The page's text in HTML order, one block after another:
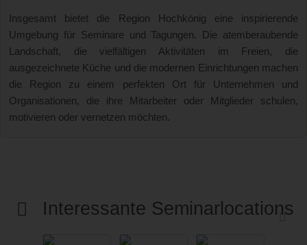
Insgesamt bietet die Region Hochkönig eine inspirierende
Umgebung für Seminare und Tagungen. Die atemberaubende
Landschaft, die vielfältigen Aktivitäten im Freien, die
ausgezeichnete Küche und die modernen Einrichtungen machen
die Region zu einem perfekten Ort für Unternehmen und
Organisationen, die ihre Mitarbeiter oder Mitglieder schulen,
motivieren oder vernetzen möchten.
Interessante Seminarlocations